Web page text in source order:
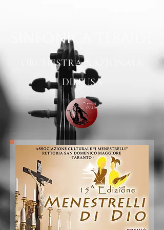
SINFONICA TEBAIDE
ORCHESTRA NAZIONALE
DIFFUSA